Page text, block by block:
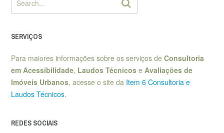
SERVIÇOS
Para maiores informações sobre os serviços de Consultoria
em Acessibilidade, Laudos Técnicos e Avaliações de
Imóveis Urbanos, acesse o site da Item 6 Consultoria e
Laudos Técnicos.
REDES SOCIAIS